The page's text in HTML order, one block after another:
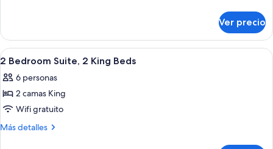
Ocean
View
2
Queen
bed
Non
smoking
Suite
with
Ocean
2
Queen
Non
smoking
Ver precio
Abrir
todas
las
fotos
de
2
Habitación de hotel moderna con
22
2 Bedroom Suite, 2 King Beds
6 personas
2 camas King
Wifi gratuito
Más detalles
Más